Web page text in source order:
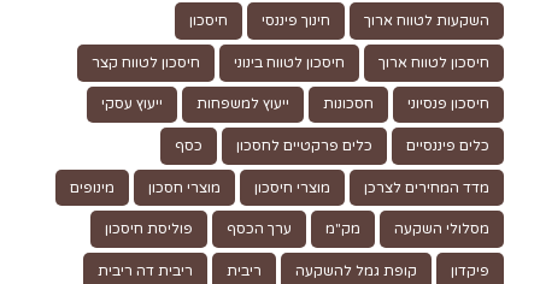
השקעות לטווח ארוך חינוך פיננסי חיסכון
חיסכון לטווח ארוך חיסכון לטווח בינוני חיסכון לטווח קצר
חיסכון פנסיוני חסכונות ייעוץ למשפחות ייעוץ עסקי
כלים פיננסיים כלים פרקטיים לחסכון כסף
מדד המחירים לצרכן מוצרי חיסכון מוצרי חסכון מינופים
מסלולי השקעה מק"מ ערך הכסף פוליסת חיסכון
פיקדון קופת גמל להשקעה ריבית ריבית דה ריבית